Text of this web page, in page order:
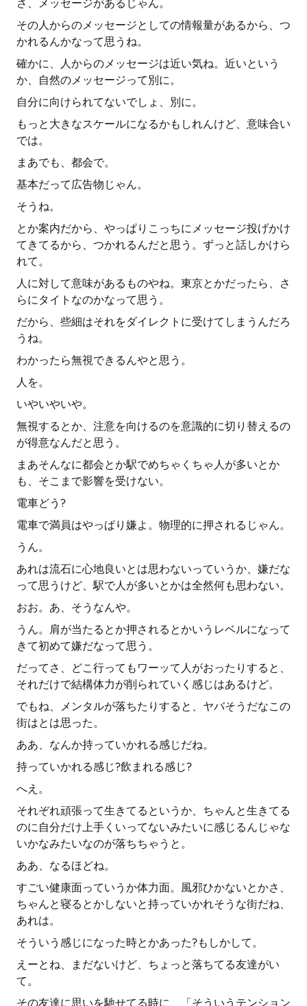
さ、メッセージがあるじゃん。
その人からのメッセージとしての情報量があるから、つ
かれるんかなって思うね。
確かに、人からのメッセージは近い気ね。近いという
か、自然のメッセージって別に。
自分に向けられてないでしょ、別に。
もっと大きなスケールになるかもしれんけど、意味合い
では。
まあでも、都会で。
基本だって広告物じゃん。
そうね。
とか案内だから、やっぱりこっちにメッセージ投げかけ
てきてるから、つかれるんだと思う。ずっと話しかけら
れて。
人に対して意味があるものやね。東京とかだったら、さ
らにタイトなのかなって思う。
だから、些細はそれをダイレクトに受けてしまうんだろ
うね。
わかったら無視できるんやと思う。
人を。
いやいやいや。
無視するとか、注意を向けるのを意識的に切り替えるの
が得意なんだと思う。
まあそんなに都会とか駅でめちゃくちゃ人が多いとか
も、そこまで影響を受けない。
電車どう?
電車で満員はやっぱり嫌よ。物理的に押されるじゃん。
うん。
あれは流石に心地良いとは思わないっていうか、嫌だな
って思うけど、駅で人が多いとかは全然何も思わない。
おお。あ、そうなんや。
うん。肩が当たるとか押されるとかいうレベルになって
きて初めて嫌だなって思う。
だってさ、どこ行ってもワーッて人がおったりすると、
それだけで結構体力が削られていく感じはあるけど。
でもね、メンタルが落ちたりすると、ヤバそうだなこの
街はとは思った。
ああ、なんか持っていかれる感じだね。
持っていかれる感じ?飲まれる感じ?
へえ。
それぞれ頑張って生きてるというか、ちゃんと生きてる
のに自分だけ上手くいってないみたいに感じるんじゃな
いかなみたいなのが落ちちゃうと。
ああ、なるほどね。
すごい健康面っていうか体力面。風邪ひかないとかさ、
ちゃんと寝るとかしないと持っていかれそうな街だね、
あれは。
そういう感じになった時とかあった?もしかして。
えーとね、まだないけど、ちょっと落ちてる友達がい
て。
その友達に思いを馳せてる時に、「そういうテンション